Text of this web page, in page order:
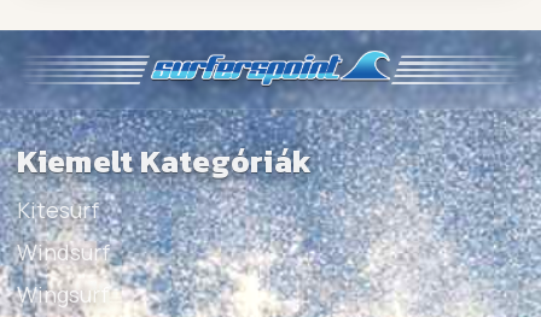
Kiemelt Kategóriák
Kitesurf
Windsurf
Wingsurf